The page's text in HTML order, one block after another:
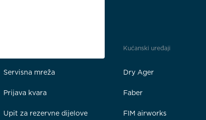
Servisna mreža
Prijava kvara
Upit za rezervne dijelove
Kućanski uređaji
Dry Ager
Faber
FIM airworks